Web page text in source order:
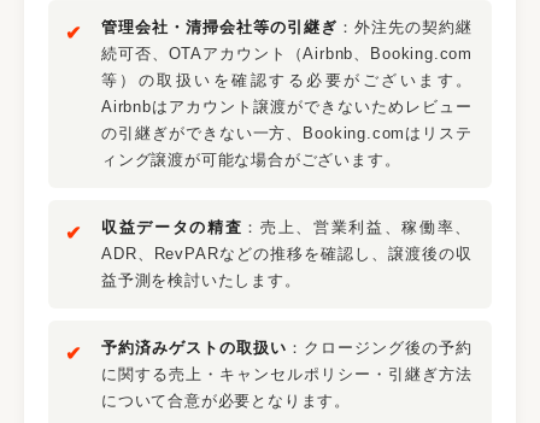
管理会社・清掃会社等の引継ぎ ：外注先の契約継
続可否、OTAアカウント（Airbnb、Booking.com
等）の取扱いを確認する必要がございます。
Airbnbはアカウント譲渡ができないためレビュー
の引継ぎができない一方、Booking.comはリステ
ィング譲渡が可能な場合がございます。
収益データの精査 ：売上、営業利益、稼働率、
ADR、RevPARなどの推移を確認し、譲渡後の収
益予測を検討いたします。
予約済みゲストの取扱い ：クロージング後の予約
に関する売上・キャンセルポリシー・引継ぎ方法
について合意が必要となります。